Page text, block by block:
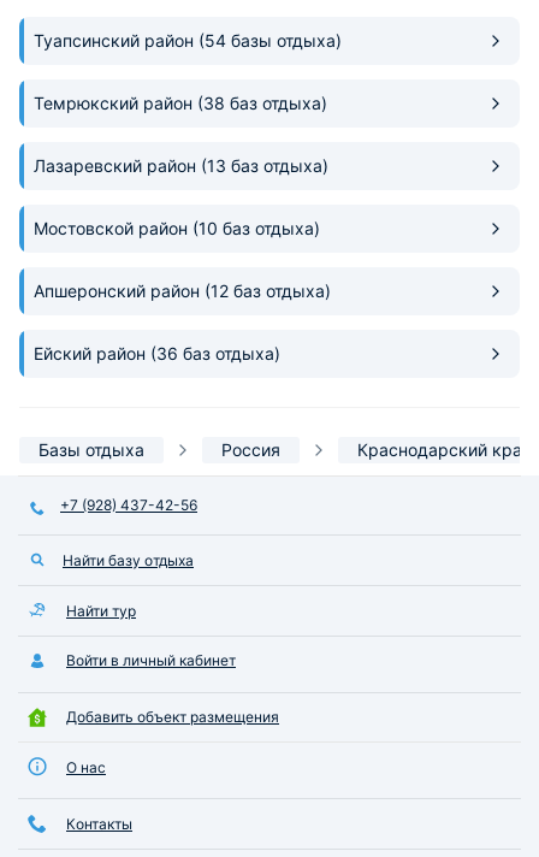
рекомендуем!
Туапсинский район (54 базы отдыха)
Темрюкский район (38 баз отдыха)
Лазаревский район (13 баз отдыха)
Мостовской район (10 баз отдыха)
Апшеронский район (12 баз отдыха)
Ейский район (36 баз отдыха)
Базы отдыха Россия Краснодарский край
+7 (928) 437-42-56
Найти базу отдыха
Найти тур
Войти в личный кабинет
Добавить объект размещения
О нас
Контакты